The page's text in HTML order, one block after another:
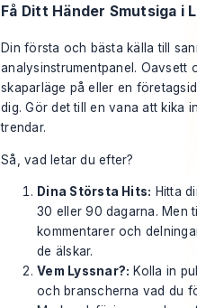
Få Ditt Händer Smutsiga i
Din första och bästa källa till
analysinstrumentpanel. Oavsett
skaparläge på eller en
dig. Gör det till en vana att kika
trendar.
Så, vad letar du efter?
Dina Största Hits: Hitta
30 eller 90 dagarna. Men
kommentarer och
de älskar.
Vem Lyssnar?: Kolla in
och branscherna vad du